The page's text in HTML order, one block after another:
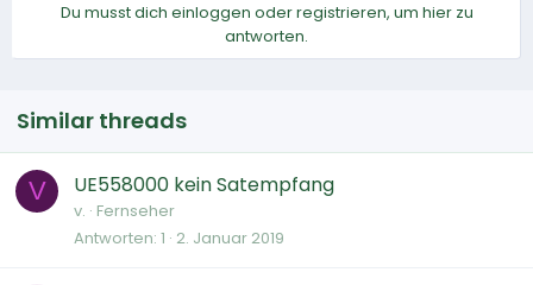
Du musst dich einloggen oder registrieren, um hier zu
antworten.
Similar threads
V UE558000 kein Satempfang
v. Fernseher
Antworten 1 2. Januar 2019